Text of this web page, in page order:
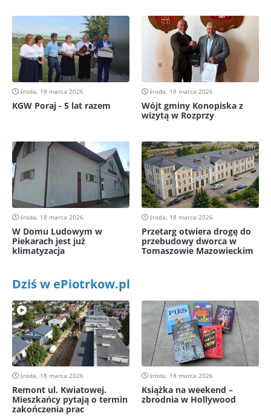
środa, 18 marca 2026
KGW Poraj - 5 lat razem
środa, 18 marca 2026
Wójt gminy Konopiska z
wizytą w Rozprzy
środa, 18 marca 2026
W Domu Ludowym w
Piekarach jest już
klimatyzacja
środa, 18 marca 2026
Przetarg otwiera drogę do
przebudowy dworca w
Tomaszowie Mazowieckim
Dziś w ePiotrkow.pl
środa, 18 marca 2026
Remont ul. Kwiatowej.
Mieszkańcy pytają o termin
zakończenia prac
środa, 18 marca 2026
Książka na weekend –
zbrodnia w Hollywood